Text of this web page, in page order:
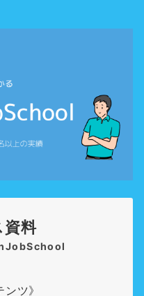
資料
ンツ》